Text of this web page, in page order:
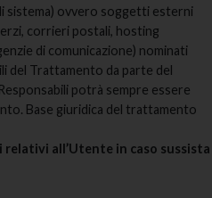
sistema) ovvero soggetti esterni
corrieri postali, hosting
di comunicazione) nominati
del Trattamento da parte del
potrà sempre essere
Base giuridica del trattamento
all’Utente in caso sussista